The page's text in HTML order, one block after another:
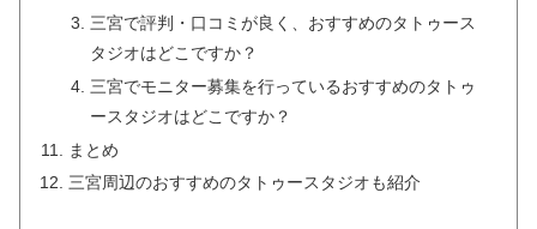
三宮で評判・口コミが良く、おすすめのタトゥース
タジオはどこですか？
三宮でモニター募集を行っているおすすめのタトゥ
ースタジオはどこですか？
まとめ
三宮周辺のおすすめのタトゥースタジオも紹介